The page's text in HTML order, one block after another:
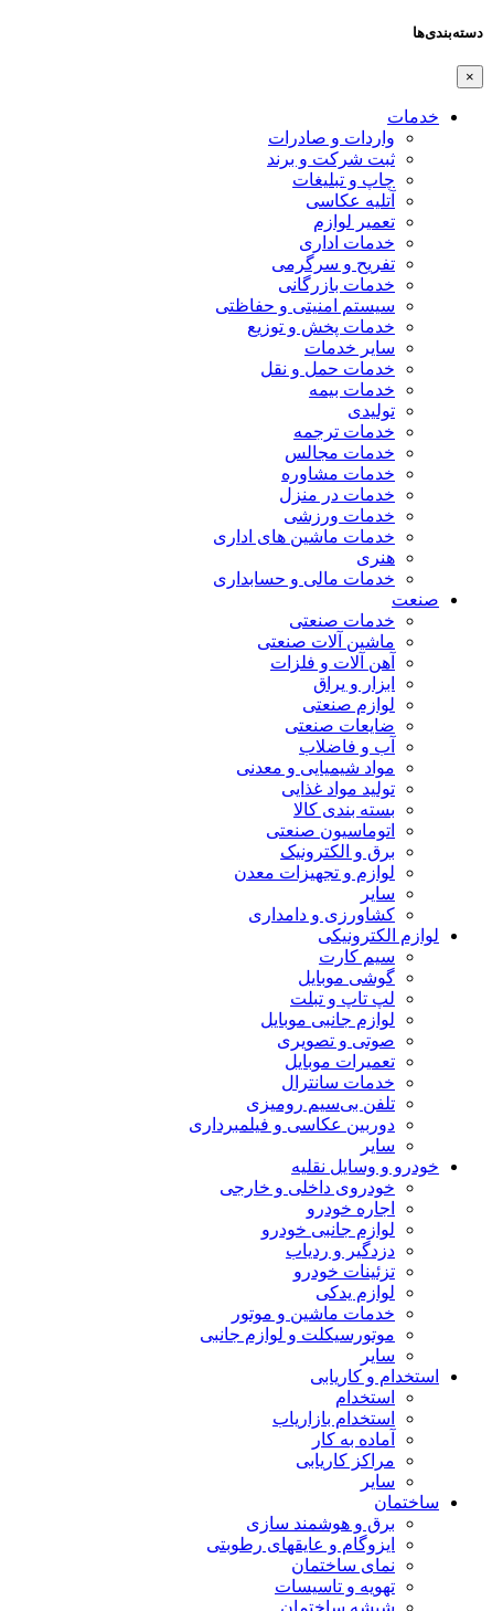
دسته‌بندی‌ها
×
خدمات
واردات و صادرات
ثبت شرکت و برند
چاپ و تبلیغات
آتلیه عکاسی
تعمیر لوازم
خدمات اداری
تفریح و سرگرمی
خدمات بازرگانی
سیستم امنیتی و حفاظتی
خدمات پخش و توزیع
سایر خدمات
خدمات حمل و نقل
خدمات بیمه
تولیدی
خدمات ترجمه
خدمات مجالس
خدمات مشاوره
خدمات در منزل
خدمات ورزشی
خدمات ماشین های اداری
هنری
خدمات مالی و حسابداری
صنعت
خدمات صنعتی
ماشین آلات صنعتی
آهن آلات و فلزات
ابزار و یراق
لوازم صنعتی
ضایعات صنعتی
آب و فاضلاب
مواد شیمیایی و معدنی
تولید مواد غذایی
بسته بندی کالا
اتوماسیون صنعتی
برق و الکترونیک
لوازم و تجهیزات معدن
سایر
کشاورزی و دامداری
لوازم الکترونیکی
سیم کارت
گوشی موبایل
لپ تاپ و تبلت
لوازم جانبی موبایل
صوتی و تصویری
تعمیرات موبایل
خدمات سانترال
تلفن بی‌سیم رومیزی
دوربین عکاسی و فیلمبرداری
سایر
خودرو و وسایل نقلیه
خودروی داخلی و خارجی
اجاره خودرو
لوازم جانبی خودرو
دزدگیر و ردیاب
تزئینات خودرو
لوازم یدکی
خدمات ماشین و موتور
موتورسیکلت و لوازم جانبی
سایر
استخدام و کاریابی
استخدام
استخدام بازاریاب
آماده به کار
مراکز کاریابی
سایر
ساختمان
برق و هوشمند سازی
ایزوگام و عایقهای رطوبتی
نمای ساختمان
تهویه و تاسیسات